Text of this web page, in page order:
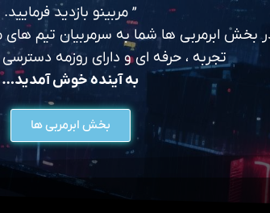
” مربینو بازدید فرمایید.
بخش ابرمربی ها شما به سرمربیان تیم های
تجربه ، حرفه ای و دارای روزمه
به آینده خوش آمدید…
بخش ابرمربی ها